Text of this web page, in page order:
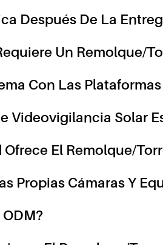
Después De La
Un Remolque/
Con Las
Videovigilancia Solar
Ofrece El Remolque/
Propias Cámaras Y